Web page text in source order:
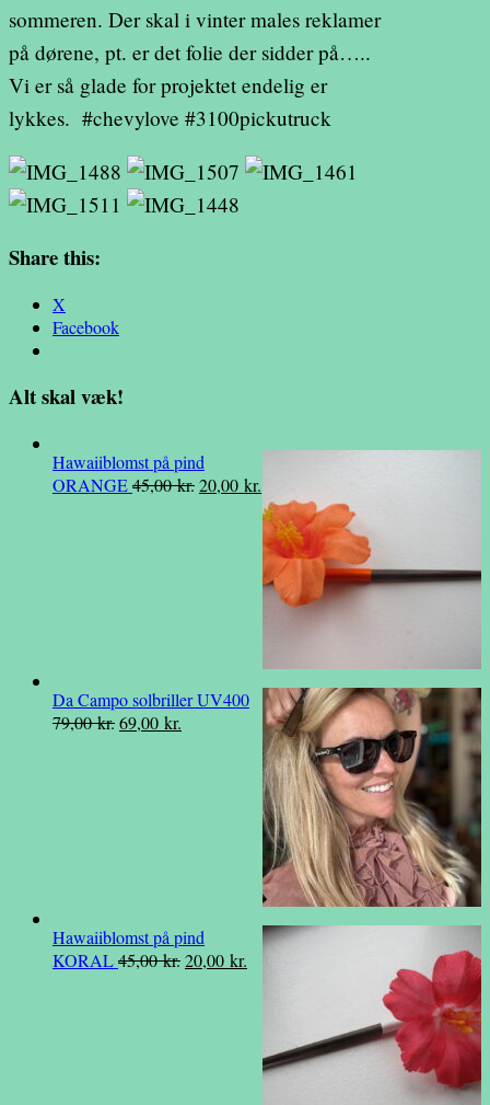
sommeren. Der skal i vinter males reklamer
på dørene, pt. er det folie der sidder på…..
Vi er så glade for projektet endelig er
lykkes. #chevylove #3100pickutruck
Share this:
X
Facebook
Alt skal væk!
Hawaiiblomst på pind
ORANGE45,00kr.Den
oprindelige
45,00 kr..
20,00 kr.
aktuelle
pris
er:
20,00 kr..
Da Campo solbriller UV400
79,00kr.Den
69,00 kr.
Hawaiiblomst på pind
KORAL45,00kr.Den
20,00 kr.
20,00 kr..